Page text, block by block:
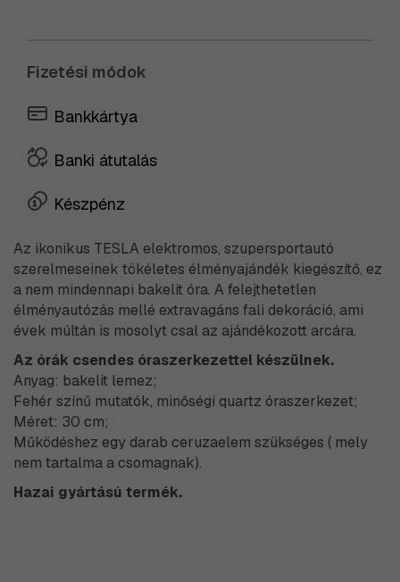
Fizetési módok
Bankkártya
Banki átutalás
Készpénz
Az ikonikus TESLA elektromos, szupersportautó
szerelmeseinek tökéletes élményajándék kiegészítő, ez
a nem mindennapi bakelit óra. A felejthetetlen
élményautózás mellé extravagáns fali dekoráció, ami
évek múltán is mosolyt csal az ajándékozott arcára.
Az órák csendes óraszerkezettel készülnek.
Anyag: bakelit lemez;
Fehér színű mutatók, minőségi quartz óraszerkezet;
Méret: 30 cm;
Működéshez egy darab ceruzaelem szükséges ( mely
nem tartalma a csomagnak).
Hazai gyártású termék.